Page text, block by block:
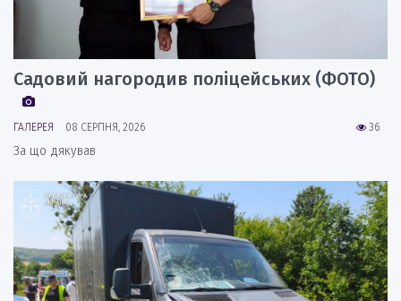
Садовий нагородив поліцейських (ФОТО)
36
ГАЛЕРЕЯ 08 СЕРПНЯ, 2026
За що дякував